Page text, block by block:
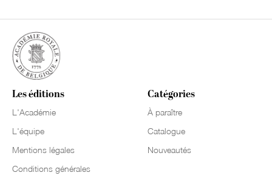
Les éditions
L'Académie
L'équipe
Mentions légales
Conditions générales
Catégories
À paraître
Catalogue
Nouveautés